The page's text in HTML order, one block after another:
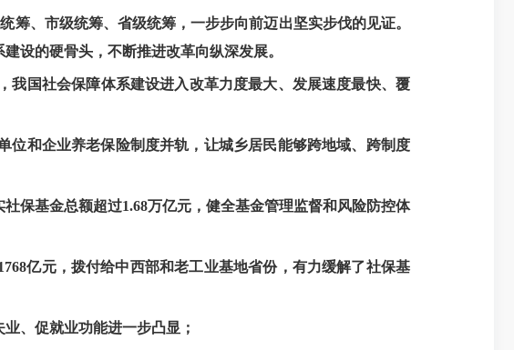
、市级统筹、省级统筹，一步步向前迈出坚实步伐的见证。
设的硬骨头，不断推进改革向纵深发展。
我国社会保障体系建设进入改革力度最大、发展速度最快、覆
和企业养老保险制度并轨，让城乡居民能够跨地域、跨制度
保基金总额超过1.68万亿元，健全基金管理监督和风险防控体
亿元，拨付给中西部和老工业基地省份，有力缓解了社保基
、促就业功能进一步凸显；